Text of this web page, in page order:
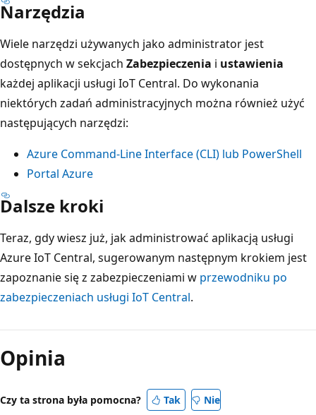
Narzędzia
Wiele narzędzi używanych jako administrator jest
dostępnych w sekcjach Zabezpieczenia i ustawienia
każdej aplikacji usługi IoT Central. Do wykonania
niektórych zadań administracyjnych można również użyć
następujących narzędzi:
Azure Command-Line Interface (CLI) lub PowerShell
Portal Azure
Dalsze kroki
Teraz, gdy wiesz już, jak administrować aplikacją usługi
Azure IoT Central, sugerowanym następnym krokiem jest
zapoznanie się z zabezpieczeniami w przewodniku po
zabezpieczeniach usługi IoT Central.
Opinia
Czy ta strona była pomocna? Tak Nie